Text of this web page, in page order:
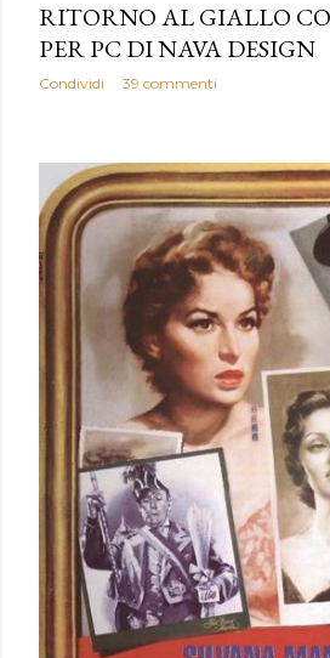
RITORNO AL GIALLO
PER PC DI NAVA DESIGN
Condividi 39 commenti